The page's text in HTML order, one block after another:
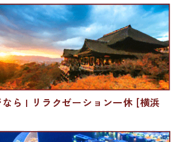
ら | リラクゼーション一休 [横浜